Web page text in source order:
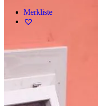
Merkliste